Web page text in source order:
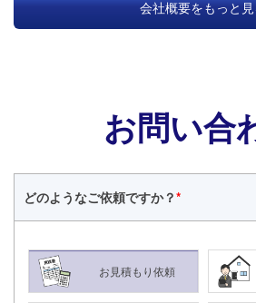
会社概要をもっと
お問い合
どのようなご依頼ですか？*
お見積もり依頼